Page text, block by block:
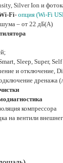
Silver Ion и
Fi- опция (Wi-Fi
– от 22 дБ(А)
Sleep, Super,
и отключение,
дренажа
компрессора
на вентили